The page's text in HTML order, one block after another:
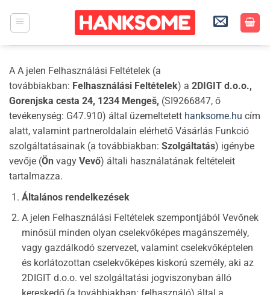
A A jelen Felhasználási Feltételek (a
továbbiakban: Felhasználási Feltételek) a 2DIGIT d.o.o.,
Gorenjska cesta 24, 1234 Mengeš, (SI9266847, ő
tevékenység: G47.910) által üzemeltetett hanksome.hu cím
alatt, valamint partneroldalain elérhető Vásárlás Funkció
szolgáltatásainak (a továbbiakban: Szolgáltatás) igénybe
vevője (Ön vagy Vevő) általi használatának feltételeit
tartalmazza.
Általános rendelkezések
A jelen Felhasználási Feltételek szempontjából Vevőnek
minősül minden olyan cselekvőképes magánszemély,
vagy gazdálkodó szervezet, valamint cselekvőképtelen
és korlátozottan cselekvőképes kiskorú személy, aki az
2DIGIT d.o.o. vel szolgáltatási jogviszonyban álló